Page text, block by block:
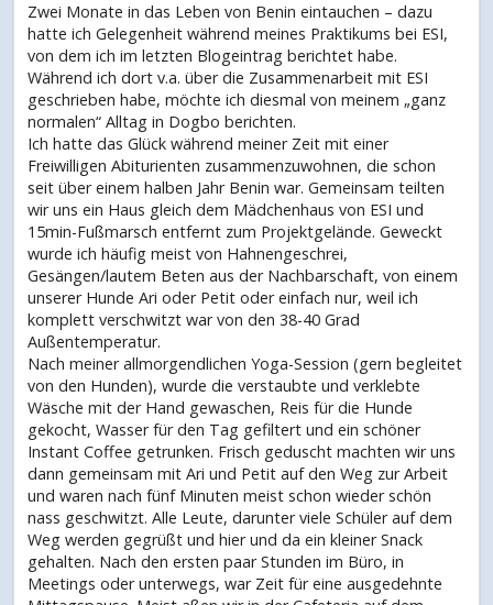
Zwei Monate in das Leben von Benin eintauchen – dazu
hatte ich Gelegenheit während meines Praktikums bei ESI,
von dem ich im letzten Blogeintrag berichtet habe.
Während ich dort v.a. über die Zusammenarbeit mit ESI
geschrieben habe, möchte ich diesmal von meinem „ganz
normalen“ Alltag in Dogbo berichten.
Ich hatte das Glück während meiner Zeit mit einer
Freiwilligen Abiturienten zusammenzuwohnen, die schon
seit über einem halben Jahr Benin war. Gemeinsam teilten
wir uns ein Haus gleich dem Mädchenhaus von ESI und
15min-Fußmarsch entfernt zum Projektgelände. Geweckt
wurde ich häufig meist von Hahnengeschrei,
Gesängen/lautem Beten aus der Nachbarschaft, von einem
unserer Hunde Ari oder Petit oder einfach nur, weil ich
komplett verschwitzt war von den 38-40 Grad
Außentemperatur.
Nach meiner allmorgendlichen Yoga-Session (gern begleitet
von den Hunden), wurde die verstaubte und verklebte
Wäsche mit der Hand gewaschen, Reis für die Hunde
gekocht, Wasser für den Tag gefiltert und ein schöner
Instant Coffee getrunken. Frisch geduscht machten wir uns
dann gemeinsam mit Ari und Petit auf den Weg zur Arbeit
und waren nach fünf Minuten meist schon wieder schön
nass geschwitzt. Alle Leute, darunter viele Schüler auf dem
Weg werden gegrüßt und hier und da ein kleiner Snack
gehalten. Nach den ersten paar Stunden im Büro, in
Meetings oder unterwegs, war Zeit für eine ausgedehnte